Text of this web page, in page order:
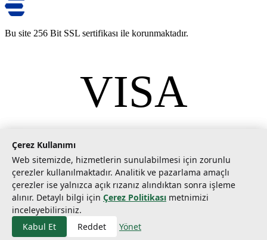
Bu site 256 Bit SSL sertifikası ile korunmaktadır.
VISA
mastercard
2026Tarımcom Tarım ve Teknoloji A.Ş. Tüm hakları saklıdır.